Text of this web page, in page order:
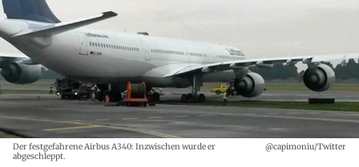
Der festgefahrene Airbus A340: Inzwischen wurde er
abgeschleppt.
@capimoniu/Twitter